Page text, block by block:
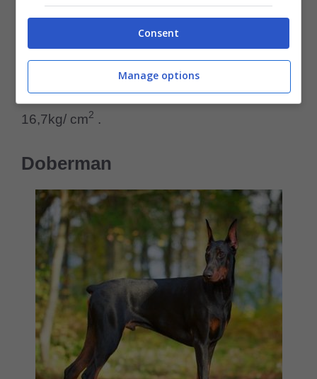
nell’esercito per la sua lealtà e devozione. E’
Tuttavia è un cane da difesa che ha la forza
di morso molto potente, pari a 238 psi,
16,7kg/ cm2 .
Doberman
Consent
Manage options